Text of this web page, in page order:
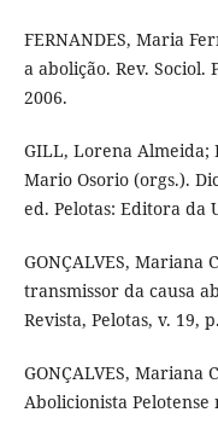
FERNANDES, Maria
a abolição. Rev. Sociol.
2006.
GILL, Lorena Almeida;
Mario Osorio (orgs.).
ed. Pelotas: Editora da
GONÇALVES, Mariana
transmissor da causa
Revista, Pelotas, v. 19,
GONÇALVES, Mariana
Abolicionista